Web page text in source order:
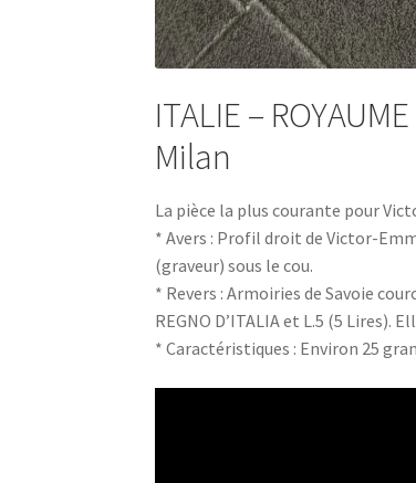
ITALIE –
Milan
La pièce la plus courante pour
* Avers : Profil droit de Victor-
(graveur) sous le cou.
* Revers : Armoiries de Savoie
REGNO D’ITALIA et L.5 (5
* Caractéristiques : Environ 25